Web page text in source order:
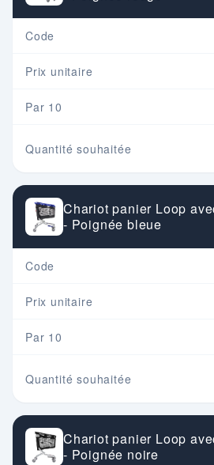
Code
Prix unitaire
Par 10
Quantité souhaitée
Chariot panier Loop
- Poignée bleue
Code
Prix unitaire
Par 10
Quantité souhaitée
Chariot panier Loop
- Poignée noire